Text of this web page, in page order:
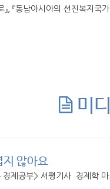
, 『동남아시아의 선진복지국
미
않아요
제공부> 서평기사 경제학